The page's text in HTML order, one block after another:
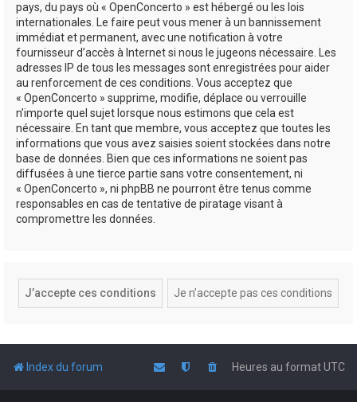
pays, du pays où « OpenConcerto » est hébergé ou les lois
internationales. Le faire peut vous mener à un bannissement
immédiat et permanent, avec une notification à votre
fournisseur d’accès à Internet si nous le jugeons nécessaire. Les
adresses IP de tous les messages sont enregistrées pour aider
au renforcement de ces conditions. Vous acceptez que
« OpenConcerto » supprime, modifie, déplace ou verrouille
n’importe quel sujet lorsque nous estimons que cela est
nécessaire. En tant que membre, vous acceptez que toutes les
informations que vous avez saisies soient stockées dans notre
base de données. Bien que ces informations ne soient pas
diffusées à une tierce partie sans votre consentement, ni
« OpenConcerto », ni phpBB ne pourront être tenus comme
responsables en cas de tentative de piratage visant à
compromettre les données.
Index du forum Heures au formatUTC